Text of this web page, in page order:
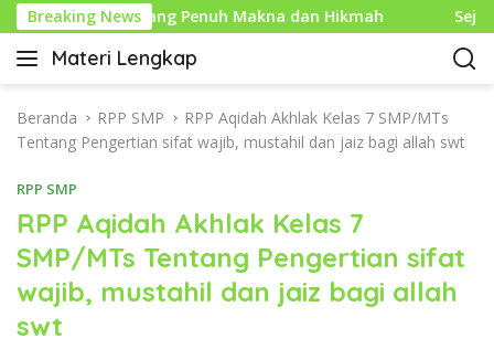
a
Breaking News
yang Penuh Makna dan Hikmah Sejarah Mouse
Materi Lengkap
I
f
o
e
n
d
i
d
i
k
Beranda RPP SMP
RPP Aqidah Akhlak Kelas 7 SMP/MTs
Tentang Pengertian sifat wajib, mustahil dan jaiz bagi allah swt
RPP SMP
RPP Aqidah Akhlak Kelas 7
SMP/MTs Tentang Pengertian sifat
wajib, mustahil dan jaiz bagi allah
swt